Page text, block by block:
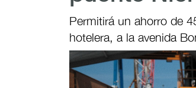
Permitirá un ahorro de
hotelera, a la avenida